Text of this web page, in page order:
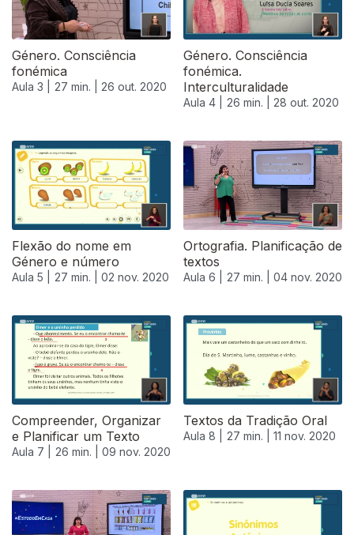
Género. Consciência
fonémica
Aula 3 | 27 min. | 26 out. 2020
Género. Consciência
fonémica.
Interculturalidade
Aula 4 | 26 min. | 28 out. 2020
Flexão do nome em
Género e número
Aula 5 | 27 min. | 02 nov. 2020
Ortografia. Planificação de
textos
Aula 6 | 27 min. | 04 nov. 2020
Compreender, Organizar
e Planificar um Texto
Aula 7 | 26 min. | 09 nov. 2020
Textos da Tradição Oral
Aula 8 | 27 min. | 11 nov. 2020